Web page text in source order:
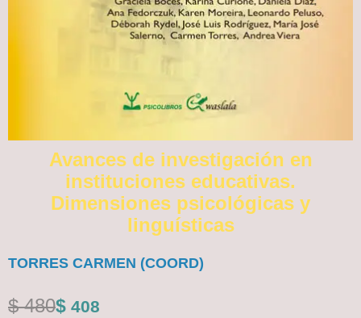
Avances de investigación en
instituciones educativas.
Dimensiones psicológicas y
linguísticas
TORRES CARMEN (COORD)
$480
El
$ 408
El